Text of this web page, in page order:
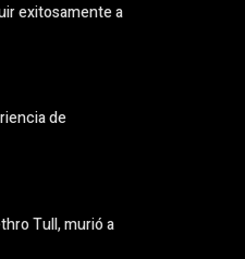
exitosamente a
de
Tull, murió a